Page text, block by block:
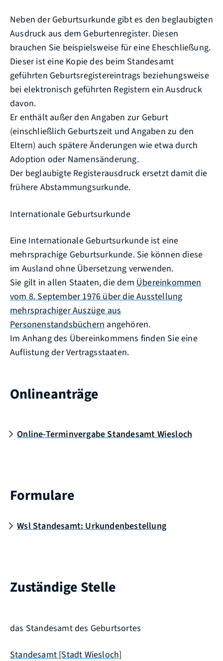
Neben der Geburtsurkunde gibt es den beglaubigten
Ausdruck aus dem Geburtenregister. Diesen
brauchen Sie beispielsweise für eine Eheschließung.
Dieser ist eine Kopie des beim Standesamt
geführten Geburtsregistereintrags beziehungsweise
bei elektronisch geführten Registern ein Ausdruck
davon.
Er enthält außer den Angaben zur Geburt
(einschließlich Geburtszeit und Angaben zu den
Eltern) auch spätere Änderungen wie etwa durch
Adoption oder Namensänderung.
Der beglaubigte Registerausdruck ersetzt damit die
frühere Abstammungsurkunde.
Internationale Geburtsurkunde
Eine Internationale Geburtsurkunde ist eine
mehrsprachige Geburtsurkunde. Sie können diese
im Ausland ohne Übersetzung verwenden.
Sie gilt in allen Staaten, die dem Übereinkommen
vom 8. September 1976 über die Ausstellung
mehrsprachiger Auszüge aus
Personenstandsbüchernangehören.
Im Anhang des Übereinkommens finden Sie eine
Auflistung der Vertragsstaaten.
Onlineanträge
Online-Terminvergabe Standesamt Wiesloch
Formulare
Wsl Standesamt: Urkundenbestellung
Zuständige Stelle
das Standesamt des Geburtsortes
Standesamt [Stadt Wiesloch]